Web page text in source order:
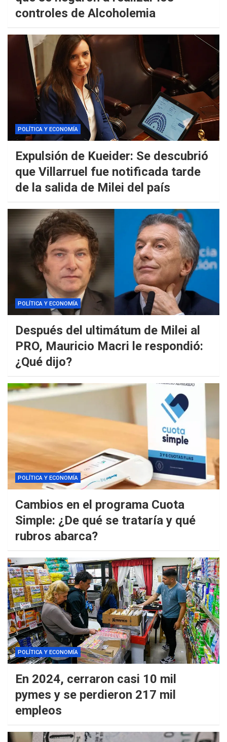
controles de Alcoholemia
POLÍTICA Y ECONOMÍA
Expulsión de Kueider: Se descubrió
que Villarruel fue notificada tarde
de la salida de Milei del país
POLÍTICA Y ECONOMÍA
Después del ultimátum de Milei al
PRO, Mauricio Macri le respondió:
¿Qué dijo?
POLÍTICA Y ECONOMÍA
Cambios en el programa Cuota
Simple: ¿De qué se trataría y qué
rubros abarca?
POLÍTICA Y ECONOMÍA
En 2024, cerraron casi 10 mil
pymes y se perdieron 217 mil
empleos